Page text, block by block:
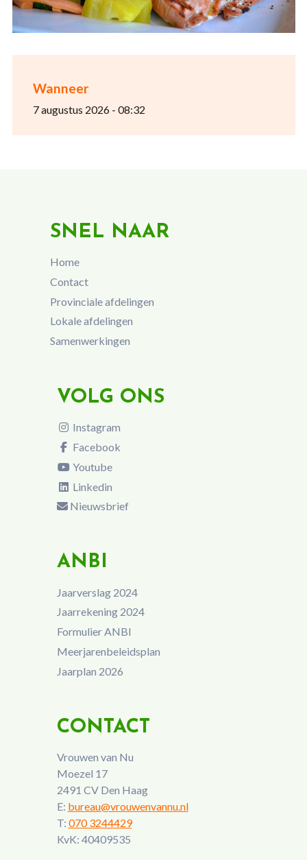
Wanneer
7 augustus 2026 - 08:32
SNEL NAAR
Home
Contact
Provinciale afdelingen
Lokale afdelingen
Samenwerkingen
VOLG ONS
Instagram
Facebook
Youtube
Linkedin
Nieuwsbrief
ANBI
Jaarverslag 2024
Jaarrekening 2024
Formulier ANBI
Meerjarenbeleidsplan
Jaarplan 2026
CONTACT
Vrouwen van Nu
Moezel 17
2491 CV Den Haag
E: bureau@vrouwenvannu.nl
T: 070 3244429
KvK: 40409535